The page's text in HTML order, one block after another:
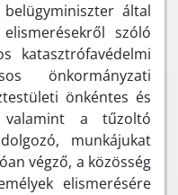
által
szóló
katasztrófavédelmi
önkormányzati
önkéntes és
valamint a tűzoltó
munkájukat
végző, a közösség
elismerésére